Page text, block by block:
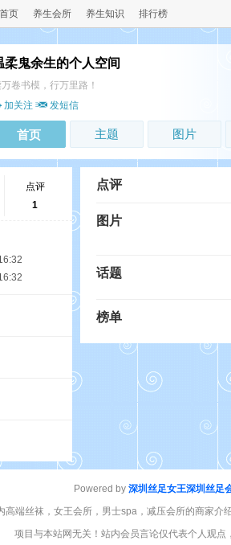
首页 养生会所 养生知识 排行榜
柔鬼余生的个人空间
卷书模，行万里路！
加关注
发短信
首页 主题 图片
点评
1
点评
图片
话题
榜单
Powered by 深圳丝足女王深圳丝足
高端丝袜，女王会所，男士spa，减压会所的商家
项目与本站网无关！站内会员言论仅代表个人观